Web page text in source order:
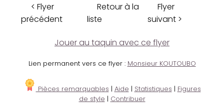
< Flyer
précédent
Retour à la
liste
Flyer
suivant >
Jouer au taquin avec ce flyer
Lien permanent vers ce flyer : Monsieur KOUTOUBO
Pièces remarquables | Aide | Statistiques | Figures
de style | Contribuer